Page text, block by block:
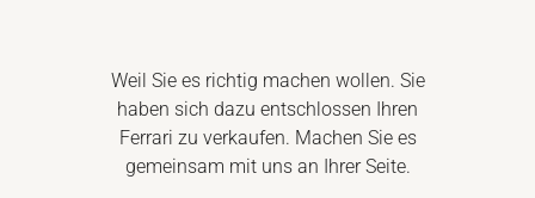
Weil Sie es richtig machen wollen. Sie
haben sich dazu entschlossen Ihren
Ferrari zu verkaufen. Machen Sie es
gemeinsam mit uns an Ihrer Seite.